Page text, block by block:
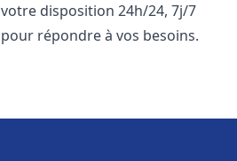
votre disposition 24h/24, 7j/7
pour répondre à vos besoins.